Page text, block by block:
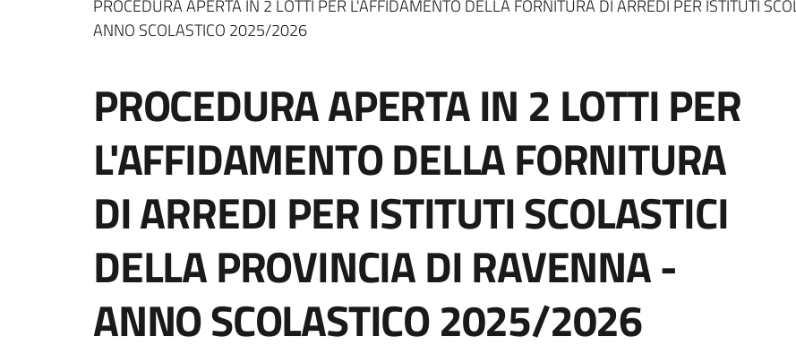
PROCEDURA APERTA IN 2 LOTTI PER L'AFFIDAMENTO DELLA FORNITURA DI ARREDI PER ISTITUTI
ANNO SCOLASTICO 2025/2026
PROCEDURA APERTA IN 2 LOTTI PER
L'AFFIDAMENTO DELLA FORNITURA
DI ARREDI PER ISTITUTI SCOLASTICI
DELLA PROVINCIA DI RAVENNA -
ANNO SCOLASTICO 2025/2026